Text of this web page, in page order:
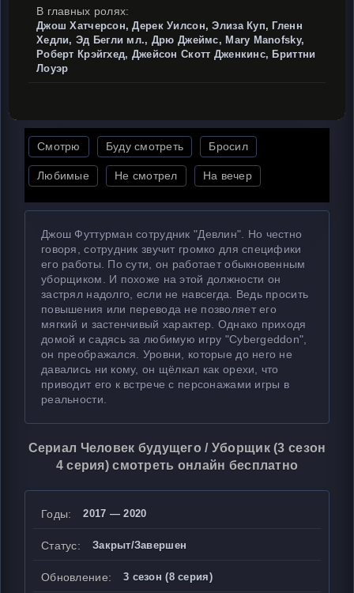
В главных ролях:
Джош Хатчерсон, Дерек Уилсон, Элиза Куп, Гленн
Хедли, Эд Бегли мл., Дрю Джеймс, Mary Manofsky,
Роберт Крэйгхед, Джейсон Скотт Дженкинс, Бриттни
Лоуэр
Смотрю Буду смотреть Бросил
Любимые Не смотрел На вечер
Джош Футтурман сотрудник "Девлин". Но честно
говоря, сотрудник звучит громко для специфики
его работы. По сути, он работает обыкновенным
уборщиком. И похоже на этой должности он
застрял надолго, если не навсегда. Ведь просить
повышения или перевода не позволяет его
мягкий и застенчивый характер. Однако приходя
домой и садясь за любимую игру "Cybergeddon",
он преображался. Уровни, которые до него не
давались ни кому, он щёлкал как орехи, что
приводит его к встрече с персонажами игры в
реальности.
Сериал Человек будущего / Уборщик (3 сезон
4 серия) смотреть онлайн бесплатно
Годы: 2017 — 2020
Статус: Закрыт/Завершен
Обновление: 3 сезон (8 серия)